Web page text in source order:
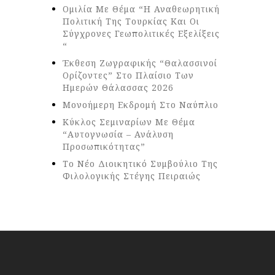
Ομιλία Με Θέμα “Η Αναθεωρητική
Πολιτική Της Τουρκίας Και Οι
Σύγχρονες Γεωπολιτικές Εξελίξεις
“
Έκθεση Ζωγραφικής “Θαλασσινοί
Ορίζοντες” Στο Πλαίσιο Των
Ημερών Θάλασσας 2026
Μονοήμερη Εκδρομή Στο Ναύπλιο
Κύκλος Σεμιναρίων Με Θέμα
“Αυτογνωσία – Ανάλυση
Προσωπικότητας”
Το Νέο Διοικητικό Συμβούλιο Της
Φιλολογικής Στέγης Πειραιώς